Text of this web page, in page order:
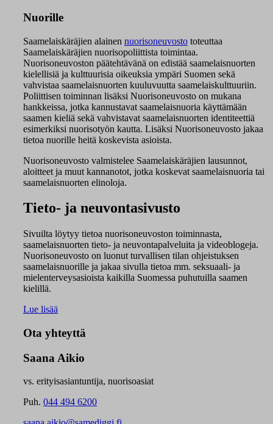
Nuorille
Saamelaiskäräjien alainen nuorisoneuvosto toteuttaa
Saamelaiskäräjien nuorisopoliittista toimintaa.
Nuorisoneuvoston päätehtävänä on edistää saamelaisnuorten
kielellisiä ja kulttuurisia oikeuksia ympäri Suomen sekä
vahvistaa saamelaisnuorten kuuluvuutta saamelaiskulttuuriin.
Poliittisen toiminnan lisäksi Nuorisoneuvosto on mukana
hankkeissa, jotka kannustavat saamelaisnuoria käyttämään
saamen kieliä sekä vahvistavat saamelaisnuorten identiteettiä
esimerkiksi nuorisotyön kautta. Lisäksi Nuorisoneuvosto jakaa
tietoa nuorille heitä koskevista asioista.
Nuorisoneuvosto valmistelee Saamelaiskäräjien lausunnot,
aloitteet ja muut kannanotot, jotka koskevat saamelaisnuoria tai
saamelaisnuorten elinoloja.
Tieto- ja neuvontasivusto
Sivuilta löytyy tietoa nuorisoneuvoston toiminnasta,
saamelaisnuorten tieto- ja neuvontapalveluita ja videoblogeja.
Nuorisoneuvosto on luonut turvallisen tilan ohjeistuksen
saamelaisnuorille ja jakaa sivulla tietoa mm. seksuaali- ja
mielenterveysasioista kaikilla Suomessa puhutuilla saamen
kielillä.
Lue lisää
Ota yhteyttä
Saana Aikio
vs. erityisasiantuntija, nuorisoasiat
Puh. 044 494 6200